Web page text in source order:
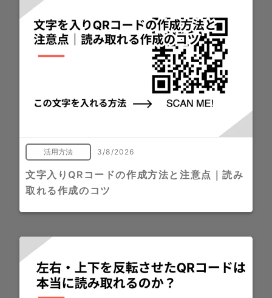
活用方法 3/8/2026
文字入りQRコードの作成方法と注意点｜読み
取れる作成のコツ